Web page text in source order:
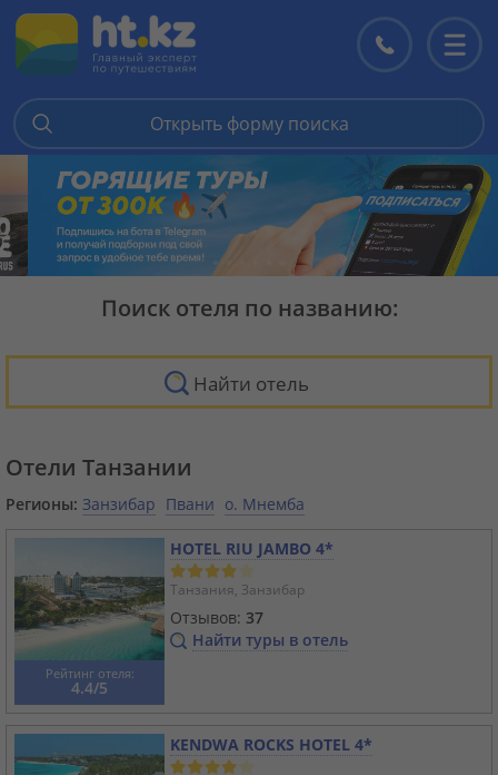
Контакты
Открыть форму поиска
Поиск отеля по названию:
Найти отель
Отели Танзании
Регионы: Занзибар Пвани о. Мнемба
Рейтинг отеля:
4.4/5
HOTEL RIU JAMBO 4*
Танзания, Занзибар
Отзывов: 37
Найти туры в отель
KENDWA ROCKS HOTEL 4*